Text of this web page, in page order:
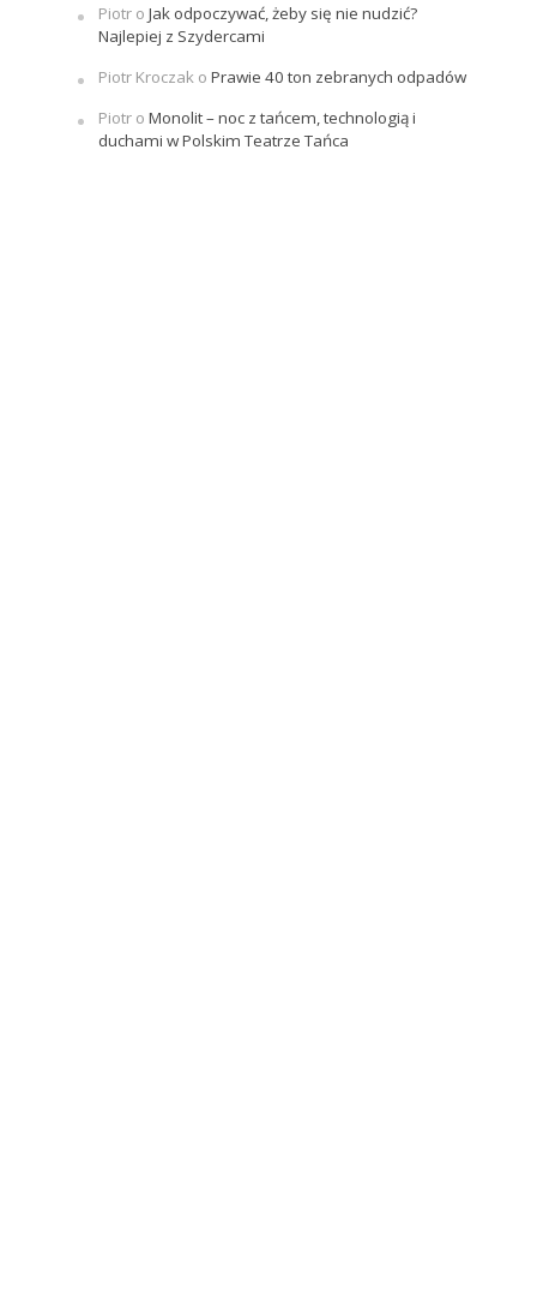
Piotro Jak odpoczywać, żeby się nie nudzić?
Najlepiej z Szydercami
Piotr Kroczako Prawie 40 ton zebranych odpadów
Piotro Monolit – noc z tańcem, technologią i
duchami w Polskim Teatrze Tańca